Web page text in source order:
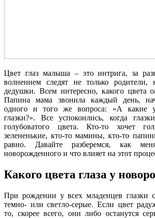
Цвет глаз малыша – это интрига, за
волнением следят не только
дедушки. Всем интересно, какого цвета
Папина мама звонила каждый день,
одного и того же вопроса: «А какие
глазки?». Все успокоились, когда
голубоватого цвета. Кто-то хочет
зелененькие, кто-то мамины, кто-то
равно. Давайте разберемся, как
новорожденного и что влияет на этот
Какого цвета глаза у
При рождении у всех младенцев глазки
темно- или светло-серые. Если цвет
то, скорее всего, они либо останутся